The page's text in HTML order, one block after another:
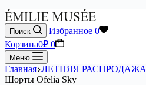
Поиск Избранное 0
Корзина0₽ 0
Меню
Главная ЛЕТНЯЯ РАСПРОДАЖА
Шорты Ofelia Sky